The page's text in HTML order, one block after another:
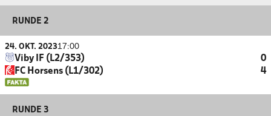
RUNDE 2
24. OKT. 202317:00
Viby IF (L2/353)
0
FC Horsens (L1/302)
4
RUNDE 3